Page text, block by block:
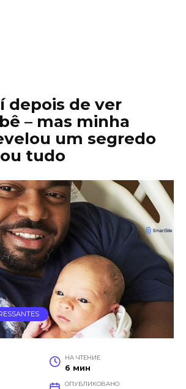
depois de ver
– mas minha
um segredo
tudo
НА ЧТЕНИЕ
6 мин
ОПУБЛИКОВАНО